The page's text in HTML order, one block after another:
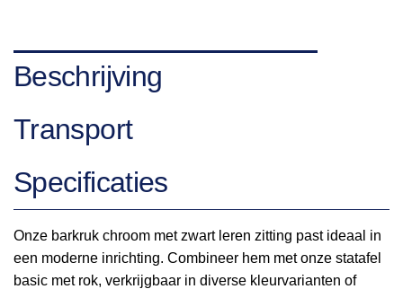
Beschrijving
Transport
Specificaties
Onze barkruk chroom met zwart leren zitting past ideaal in
een moderne inrichting. Combineer hem met onze statafel
basic met rok, verkrijgbaar in diverse kleurvarianten of